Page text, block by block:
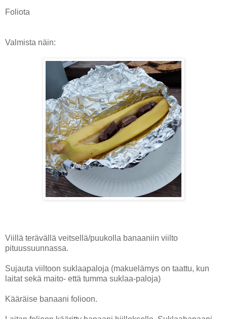
Foliota
Valmista näin:
Viillä terävällä veitsellä/puukolla banaaniin viilto
pituussuunnassa.
Sujauta viiltoon suklaapaloja (makuelämys on taattu, kun
laitat sekä maito- että tumma suklaa-paloja)
Kääräise banaani folioon.